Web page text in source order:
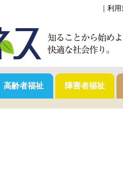
利用
高齢者福祉 障害者福祉